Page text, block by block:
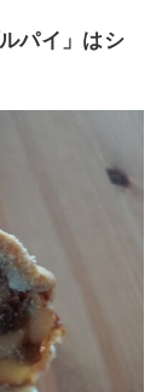
パイ」はシ